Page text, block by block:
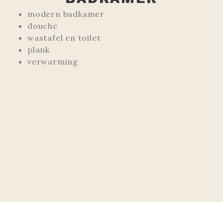
modern badkamer
douche
wastafel en toilet
plank
verwarming